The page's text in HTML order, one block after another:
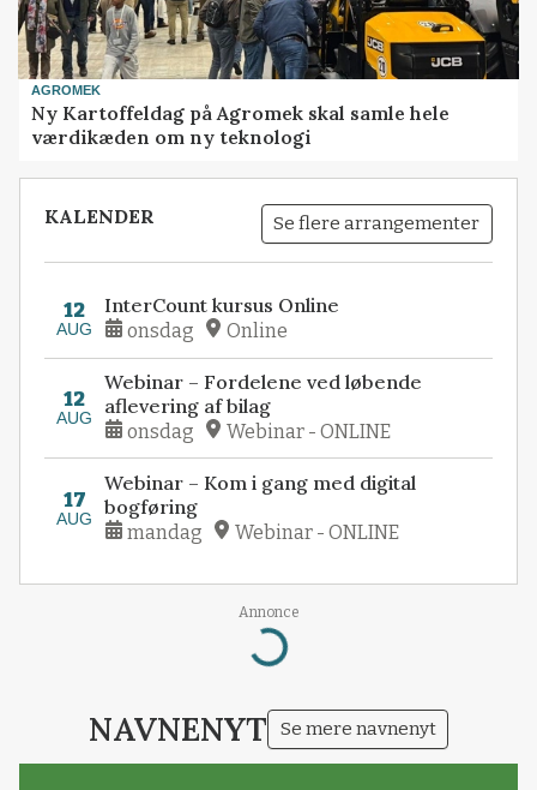
AGROMEK
Ny Kartoffeldag på Agromek skal samle hele
værdikæden om ny teknologi
KALENDER Se flere arrangementer
12
AUG
InterCount kursus Online
onsdag Online
12
AUG
Webinar – Fordelene ved løbende
aflevering af bilag
onsdag Webinar - ONLINE
17
AUG
Webinar – Kom i gang med digital
bogføring
mandag Webinar - ONLINE
Annonce
Loading...
NAVNENYT Se mere navnenyt